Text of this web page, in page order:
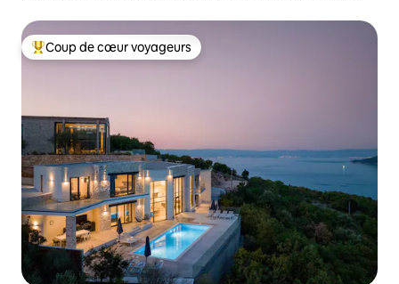
Coups de cœur voyageurs les plus appréciés
Coup de cœur voyageurs